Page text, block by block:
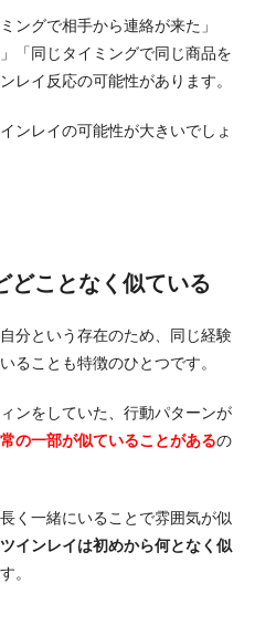
ングで相手から連絡が来た」
「同じタイミングで同じ商品を
レイ反応の可能性があります。
ンレイの可能性が大きいでしょ
どことなく似ている
分という存在のため、同じ経験
ることも特徴のひとつです。
ンをしていた、行動パターンが
の一部が似ていることがあるの
く一緒にいることで雰囲気が似
ツインレイは初めから何となく似
。